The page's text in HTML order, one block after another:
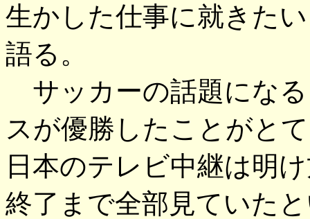
生かした仕事に就きた
語る。
サッカーの話題にな
スが優勝したことがと
日本のテレビ中継は明
終了まで全部見ていた